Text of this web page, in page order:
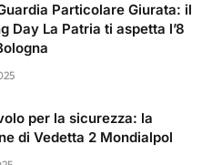
Particolare Giurata: il
Day La Patria ti aspetta l’8
per la sicurezza: la
di Vedetta 2 Mondialpol